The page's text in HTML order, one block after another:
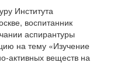
Института
воспитанник
аспирантуры
на тему «Изучение
активных веществ на